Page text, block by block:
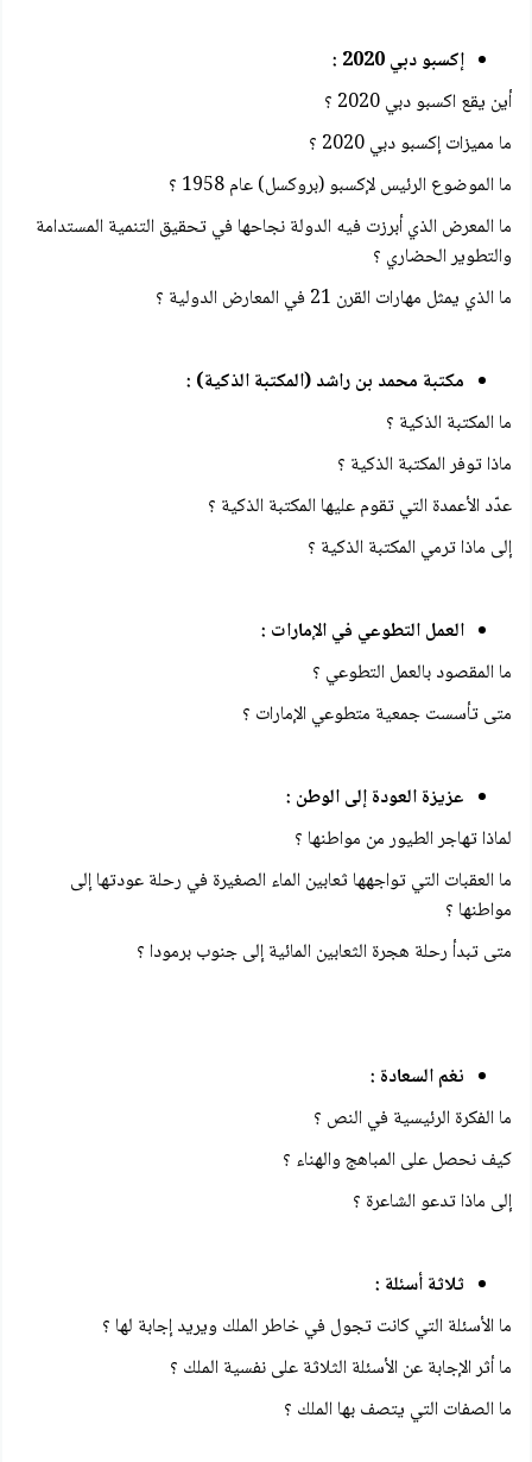
إكسبو دبي 2020 :
أين يقع اكسبو دبي 2020 ؟
ما مميزات إكسبو دبي 2020 ؟
ما الموضوع الرئيس لإكسبو (بروكسل) عام 1958 ؟
ما المعرض الذي أبرزت فيه الدولة نجاحها في تحقيق التنمية المستدامة
والتطوير الحضاري ؟
ما الذي يمثل مهارات القرن 21 في المعارض الدولية ؟
مكتبة محمد بن راشد (المكتبة الذكية) :
ما المكتبة الذكية ؟
ماذا توفر المكتبة الذكية ؟
عدّد الأعمدة التي تقوم عليها المكتبة الذكية ؟
إلى ماذا ترمي المكتبة الذكية ؟
العمل التطوعي في الإمارات :
ما المقصود بالعمل التطوعي ؟
متى تأسست جمعية متطوعي الإمارات ؟
عزيزة العودة إلى الوطن :
لماذا تهاجر الطيور من مواطنها ؟
ما العقبات التي تواجهها ثعابين الماء الصغيرة في رحلة عودتها إلى
مواطنها ؟
متى تبدأ رحلة هجرة الثعابين المائية إلى جنوب برمودا ؟
نغم السعادة :
ما الفكرة الرئيسية في النص ؟
كيف نحصل على المباهج والهناء ؟
إلى ماذا تدعو الشاعرة ؟
ثلاثة أسئلة :
ما الأسئلة التي كانت تجول في خاطر الملك ويريد إجابة لها ؟
ما أثر الإجابة عن الأسئلة الثلاثة على نفسية الملك ؟
ما الصفات التي يتصف بها الملك ؟